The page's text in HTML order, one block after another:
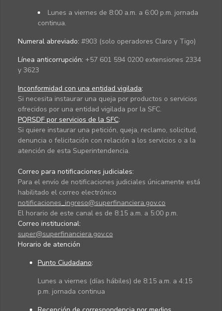
Lunes a viernes de 8:00 a.m. a 6:00 p.m. jornada
continua.
Numeral abreviado: #903 (solo operadores Claro y Tigo)
Línea anticorrupción: +57 601 594 0200 extensiones 2334
y 3623
Inconformidad con una entidad vigilada:
Si necesita instaurar una queja por productos o servicios
ofrecidos por una entidad vigilada por la SFC.
PQRSDF por servicios de la SFC:
Si quiere instaurar una petición, queja, reclamo, solicitud,
denuncia o felicitación con relación a los servicios o a la
atención de esta Superintendencia.
Correo para notificaciones judiciales:
Para el envío de notificaciones judiciales únicamente está
habilitado el correo electrónico
notificaciones_ingreso@superfinanciera.gov.co
El horario de este canal es de 8:15 a.m. a 5:00 p.m.
Correo institucional:
super@superfinanciera.gov.co
Horario de atención
Punto Ciudadano:
Lunes a viernes (días hábiles) de 8:15 a.m. a 4:15
p.m. jornada continua